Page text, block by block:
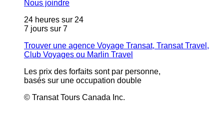
Nous joindre
24 heures sur 24
7 jours sur 7
Trouver une agence Voyage Transat, Transat Travel,
Club Voyages ou Marlin Travel
Les prix des forfaits sont par personne,
basés sur une occupation double
© Transat Tours Canada Inc.